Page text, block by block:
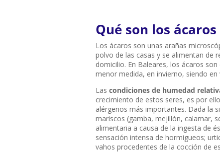
Qué son los ácaros
Los ácaros son unas arañas
polvo de las casas y se alimentan de
domicilio. En Baleares, los ácaros
menor medida, en invierno, siendo
Las condiciones de humedad
crecimiento de estos seres, es por
alérgenos más importantes. Dada la
mariscos (gamba, mejillón, calamar,
alimentaria a causa de la ingesta de
sensación intensa de hormigueos;
vahos procedentes de la cocción de